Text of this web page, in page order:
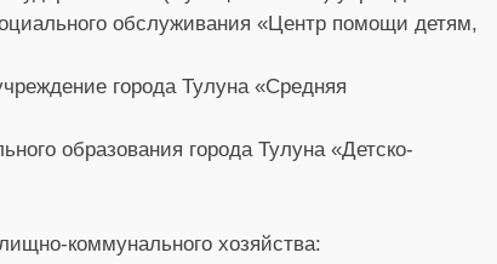
обслуживания «Центр помощи детям,
города Тулуна «Средняя
образования города Тулуна «Детско-
коммунального хозяйства: